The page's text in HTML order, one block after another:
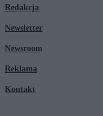
Redakcja
Newsletter
Newsroom
Reklama
Kontakt